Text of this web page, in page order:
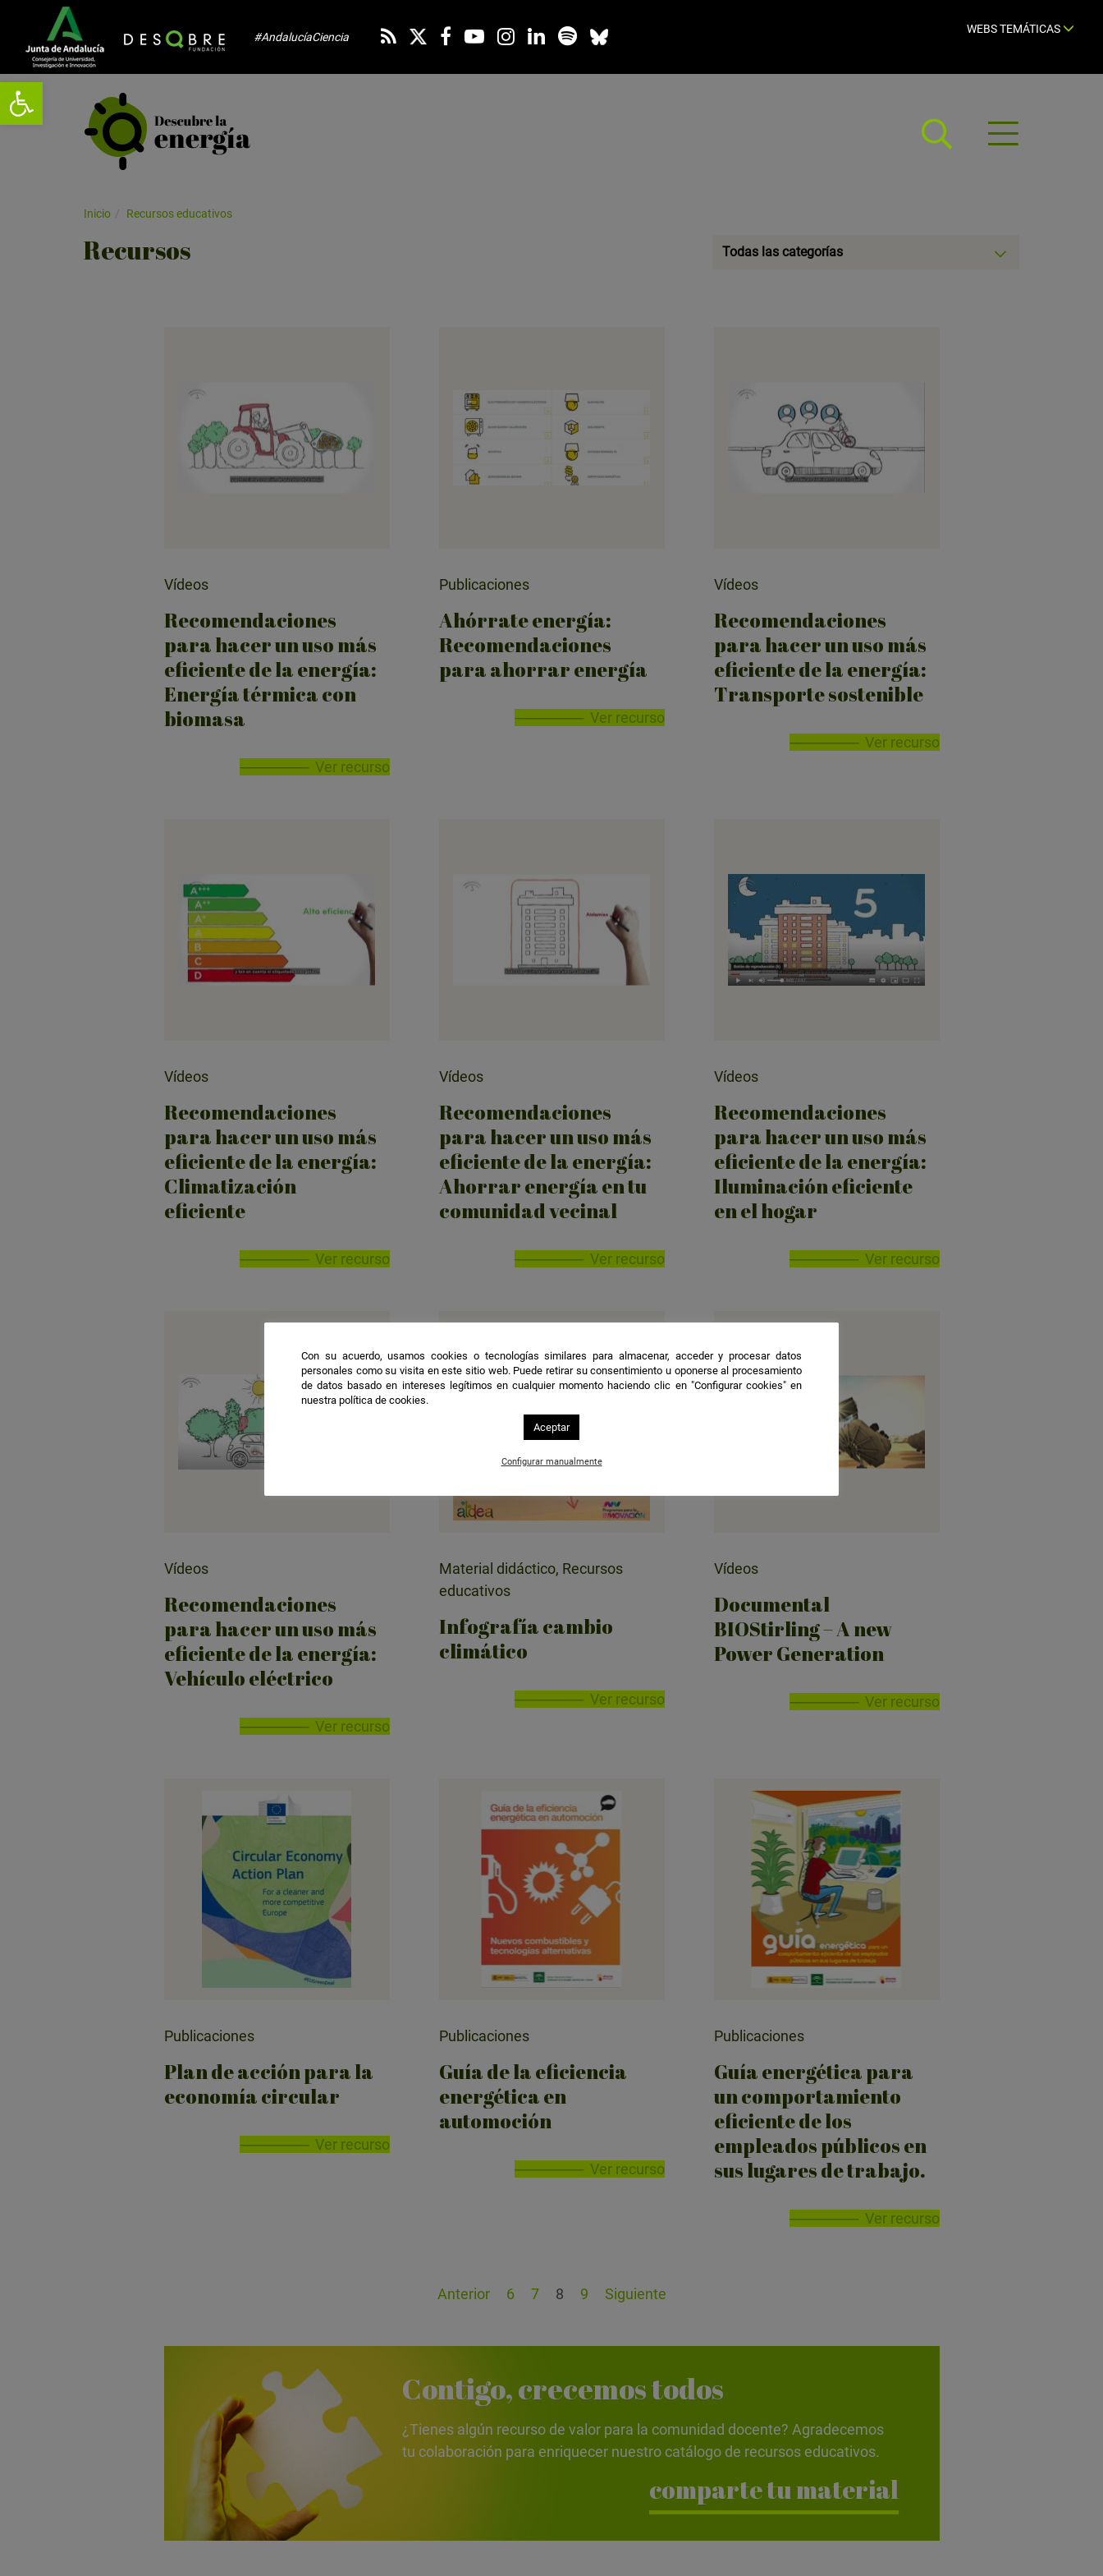
Abrir barra de herramientas
#AndalucíaCiencia
WEBS TEMÁTICAS
Abrir
menú
Inicio Recursos educativos
Recursos
Seleccionar
Todas las categorías
Vídeos
Recomendaciones
para hacer un uso más
eficiente de la energía:
Energía térmica con
biomasa
Ver recurso
Publicaciones
Ahórrate energía:
Recomendaciones
para ahorrar energía
Ver recurso
Vídeos
Recomendaciones
para hacer un uso más
eficiente de la energía:
Transporte sostenible
Ver recurso
Vídeos
Recomendaciones
para hacer un uso más
eficiente de la energía:
Climatización
eficiente
Ver recurso
Vídeos
Recomendaciones
para hacer un uso más
eficiente de la energía:
Ahorrar energía en tu
comunidad vecinal
Ver recurso
Vídeos
Recomendaciones
para hacer un uso más
eficiente de la energía:
Iluminación eficiente
en el hogar
Ver recurso
Vídeos
Recomendaciones
para hacer un uso más
eficiente de la energía:
Vehículo eléctrico
Ver recurso
Material didáctico, Recursos
educativos
Infografía cambio
climático
Ver recurso
Vídeos
Documental
BIOStirling – A new
Power Generation
Ver recurso
Publicaciones
Plan de acción para la
economía circular
Ver recurso
Publicaciones
Guía de la eficiencia
energética en
automoción
Ver recurso
Publicaciones
Guía energética para
un comportamiento
eficiente de los
empleados públicos en
sus lugares de trabajo.
Ver recurso
Anterior 6 7 8 9 Siguiente
Contigo, crecemos todos
¿Tienes algún recurso de valor para la comunidad docente? Agradecemos
tu colaboración para enriquecer nuestro catálogo de recursos educativos.
comparte tu material
Con su acuerdo, usamos cookies o tecnologías similares para almacenar, acceder y procesar datos
personales como su visita en este sitio web. Puede retirar su consentimiento u oponerse al procesamiento
de datos basado en intereses legítimos en cualquier momento haciendo clic en "Configurar cookies" en
nuestra política de cookies.
Aceptar
Configurar manualmente